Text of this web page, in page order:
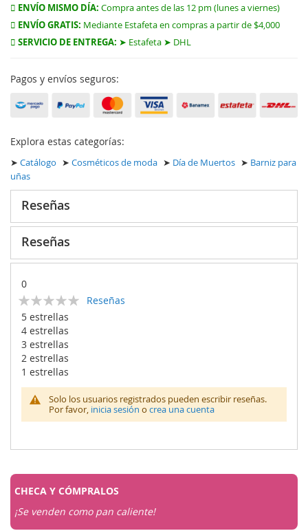
ENVÍO MISMO DÍA: Compra antes de las 12 pm (lunes a viernes)
ENVÍO GRATIS: Mediante Estafeta en compras a partir de $4,000
SERVICIO DE ENTREGA: ➤ Estafeta ➤ DHL
Pagos y envíos seguros:
Explora estas categorías:
➤ Catálogo ➤ Cosméticos de moda ➤ Día de Muertos ➤ Barniz para
uñas
Reseñas
Reseñas
0
Calificación:
% of100
Reseñas
5 estrellas
4 estrellas
3 estrellas
2 estrellas
1 estrellas
Solo los usuarios registrados pueden escribir reseñas.
Por favor, inicia sesión o crea una cuenta
CHECA Y CÓMPRALOS
¡Se venden como pan caliente!